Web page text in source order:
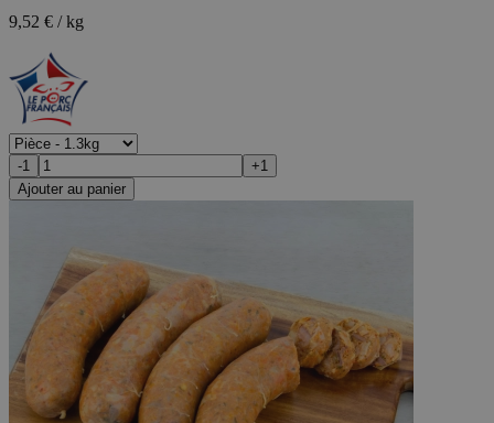
9,52 € / kg
-1
+1
Ajouter au panier